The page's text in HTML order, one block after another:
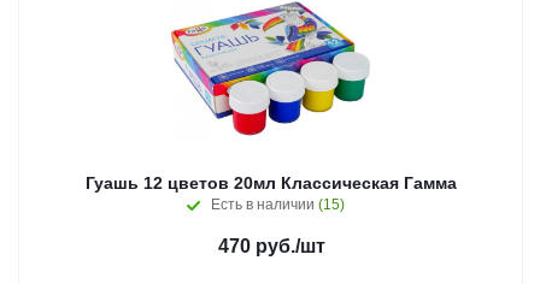
Гуашь 12 цветов 20мл Классическая Гамма
Есть в наличии (15)
470руб./шт